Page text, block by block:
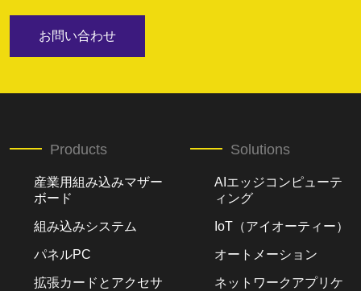
お問い合わせ
Products
産業用組み込みマザー
ボード
組み込みシステム
パネルPC
拡張カードとアクセサ
Solutions
AIエッジコンピューテ
ィング
IoT（アイオーティー）
オートメーション
ネットワークアプリケ